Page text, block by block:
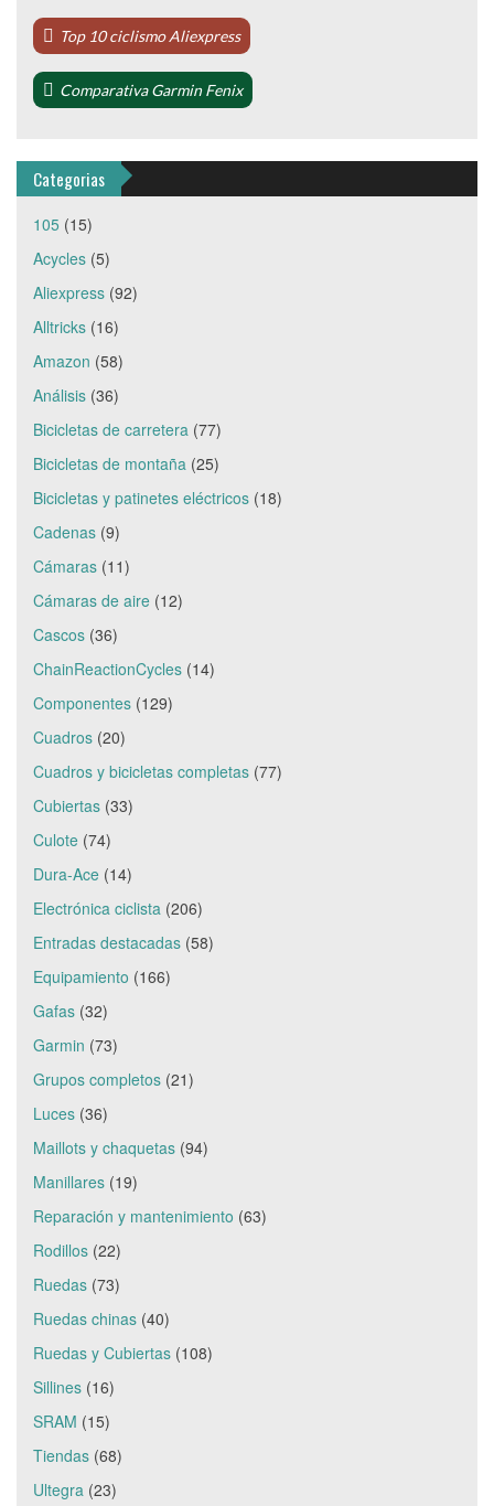
Top 10 ciclismo Aliexpress
Comparativa Garmin Fenix
Categorias
105 (15)
Acycles (5)
Aliexpress (92)
Alltricks (16)
Amazon (58)
Análisis (36)
Bicicletas de carretera (77)
Bicicletas de montaña (25)
Bicicletas y patinetes eléctricos (18)
Cadenas (9)
Cámaras (11)
Cámaras de aire (12)
Cascos (36)
ChainReactionCycles (14)
Componentes (129)
Cuadros (20)
Cuadros y bicicletas completas (77)
Cubiertas (33)
Culote (74)
Dura-Ace (14)
Electrónica ciclista (206)
Entradas destacadas (58)
Equipamiento (166)
Gafas (32)
Garmin (73)
Grupos completos (21)
Luces (36)
Maillots y chaquetas (94)
Manillares (19)
Reparación y mantenimiento (63)
Rodillos (22)
Ruedas (73)
Ruedas chinas (40)
Ruedas y Cubiertas (108)
Sillines (16)
SRAM (15)
Tiendas (68)
Ultegra (23)